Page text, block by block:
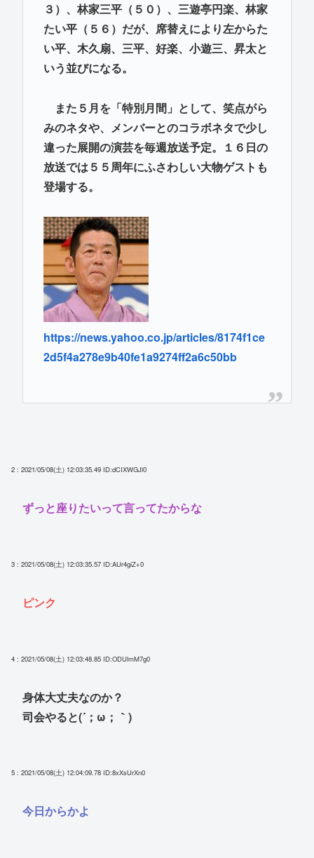
３）、林家三平（５０）、三遊亭円楽、林家
たい平（５６）だが、席替えにより左からた
い平、木久扇、三平、好楽、小遊三、昇太と
いう並びになる。
また５月を「特別月間」として、笑点がら
みのネタや、メンバーとのコラボネタで少し
違った展開の演芸を毎週放送予定。１６日の
放送では５５周年にふさわしい大物ゲストも
登場する。
https://news.yahoo.co.jp/articles/8174f1ce
2d5f4a278e9b40fe1a9274ff2a6c50bb
2 : 2021/05/08(土) 12:03:35.49 ID:dCIXWGJl0
ずっと座りたいって言ってたからな
3 : 2021/05/08(土) 12:03:35.57 ID:AUr4giZ+0
ピンク
4 : 2021/05/08(土) 12:03:48.85 ID:ODUlmM7g0
身体大丈夫なのか？
司会やると(´；ω；｀)
5 : 2021/05/08(土) 12:04:09.78 ID:8xXsUrXn0
今日からかよ